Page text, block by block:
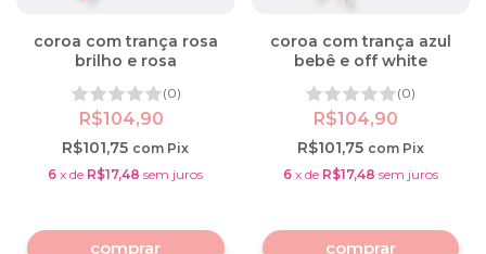
coroa com trança rosa
brilho e rosa
(0)
R$104,90
R$101,75 com Pix
6 xde R$17,48 sem juros
coroa com trança azul
bebê e off white
(0)
R$104,90
R$101,75 com Pix
6 x de R$17,48 sem juros